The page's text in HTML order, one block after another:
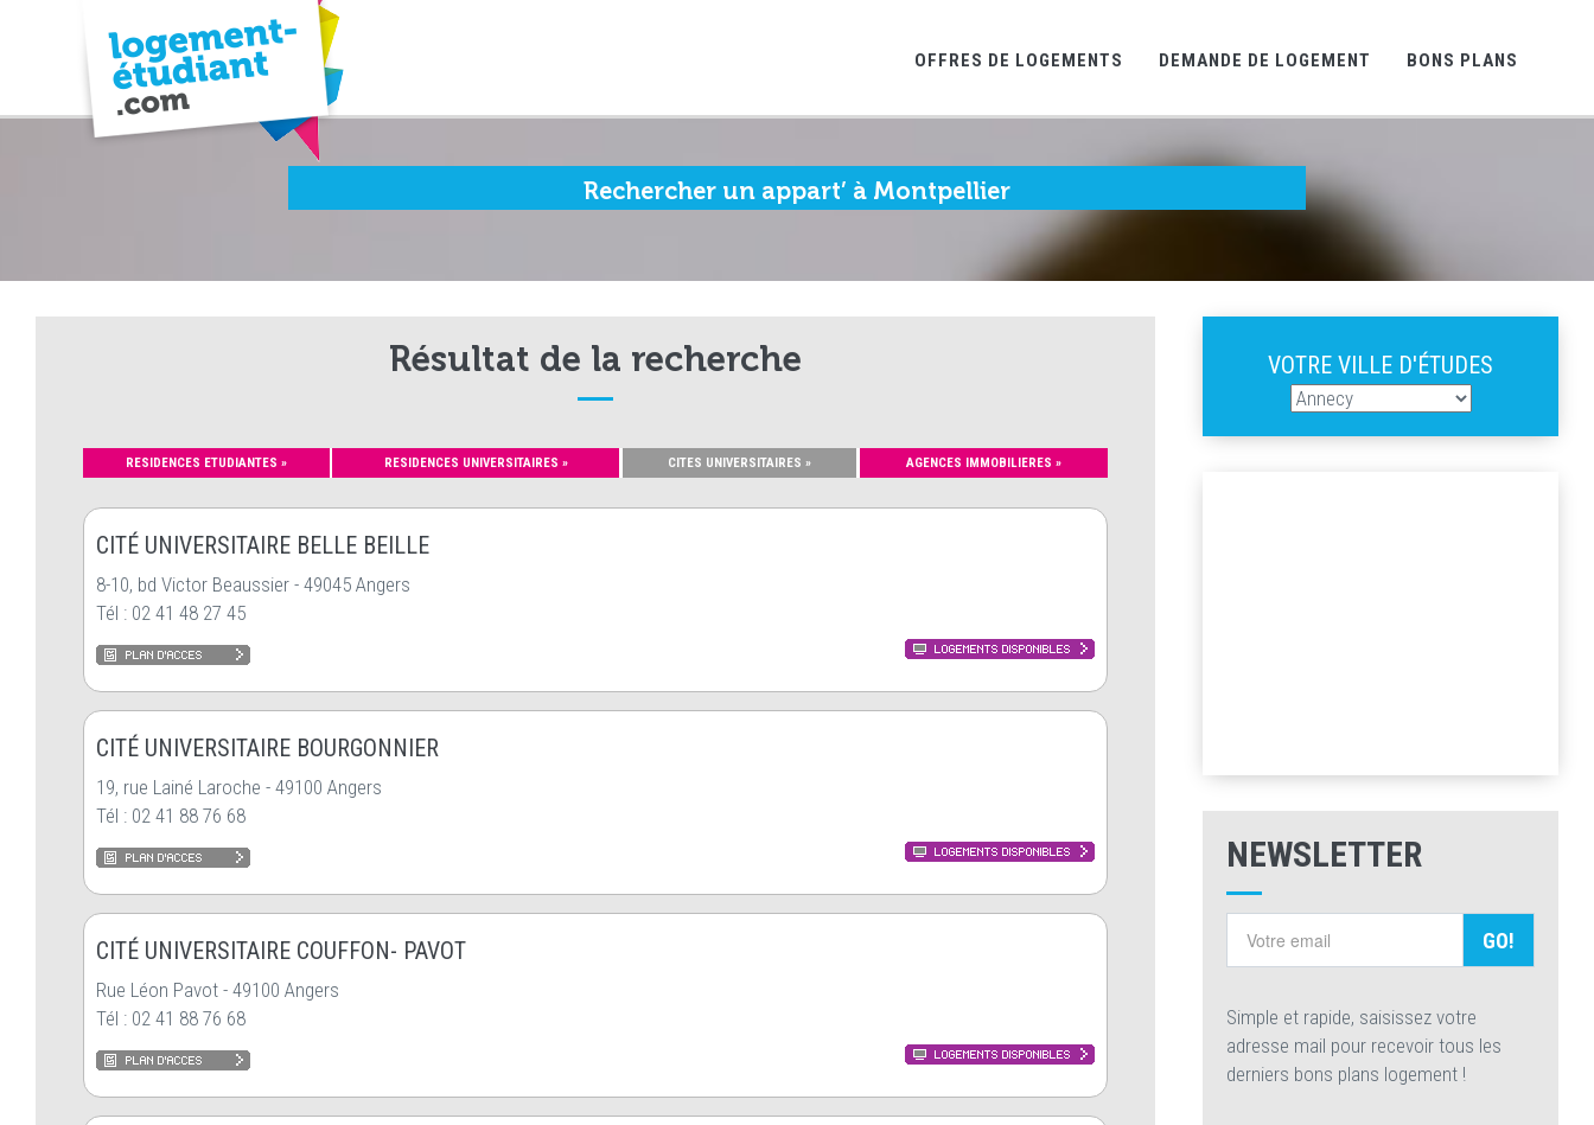
OFFRES DE LOGEMENTS DEMANDE DE LOGEMENT BONS PLANS
Rechercher un appart’ à Montpellier
VOTRE VILLE D'ÉTUDES
NEWSLETTER
GO!
Simple et rapide, saisissez votre
adresse mail pour recevoir tous les
derniers bons plans logement !
Résultat de la recherche
RESIDENCES ETUDIANTES » RESIDENCES UNIVERSITAIRES » CITES UNIVERSITAIRES » AGENCES IMMOBILIERES »
CITÉ UNIVERSITAIRE BELLE BEILLE
8-10, bd Victor Beaussier - 49045 Angers
Tél : 02 41 48 27 45
CITÉ UNIVERSITAIRE BOURGONNIER
19, rue Lainé Laroche - 49100 Angers
Tél : 02 41 88 76 68
CITÉ UNIVERSITAIRE COUFFON- PAVOT
Rue Léon Pavot - 49100 Angers
Tél : 02 41 88 76 68